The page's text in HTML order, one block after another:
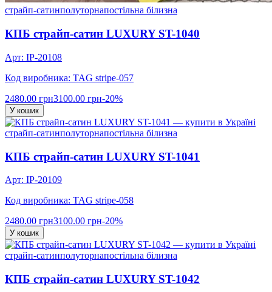
страйп-сатинполуторнапостільна білизна
КПБ страйп-сатин LUXURY ST-1040
Арт: IP-20108
Код виробника: TAG stripe-057
2480.00 грн3100.00 грн-20%
У кошик
страйп-сатинполуторнапостільна білизна
КПБ страйп-сатин LUXURY ST-1041
Арт: IP-20109
Код виробника: TAG stripe-058
2480.00 грн3100.00 грн-20%
У кошик
страйп-сатинполуторнапостільна білизна
КПБ страйп-сатин LUXURY ST-1042